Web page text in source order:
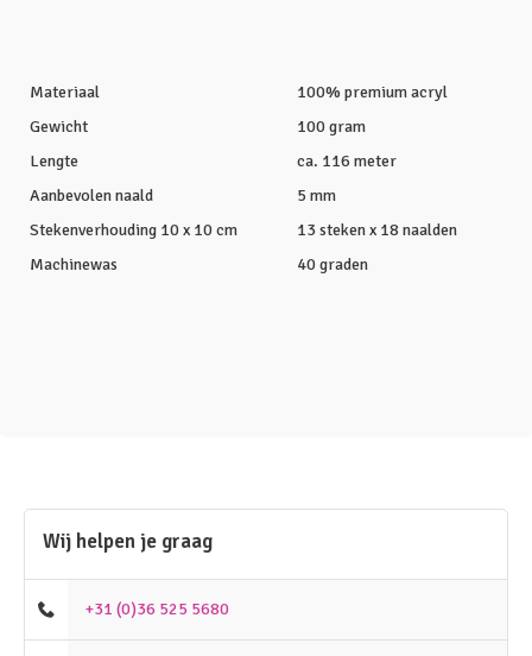
Materiaal
100% premium acryl
Gewicht
100 gram
Lengte
ca. 116 meter
Aanbevolen naald
5 mm
Stekenverhouding 10 x 10 cm
13 steken x 18 naalden
Machinewas
40 graden
Wij helpen je graag
+31 (0)36 525 5680